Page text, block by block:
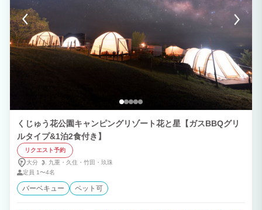
くじゅう花公園キャンピングリゾート花と星【ガスBBQグリ
ルタイプ&1泊2食付き】
リクエスト予約
大分
九重・ 久住・ 竹田・ 玖珠
定員 1〜4名
バーベキュー ペット可